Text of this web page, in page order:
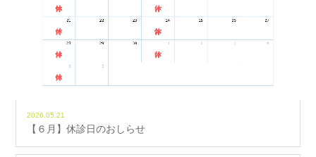
2026.05.21
【６月】休診日のおしらせ